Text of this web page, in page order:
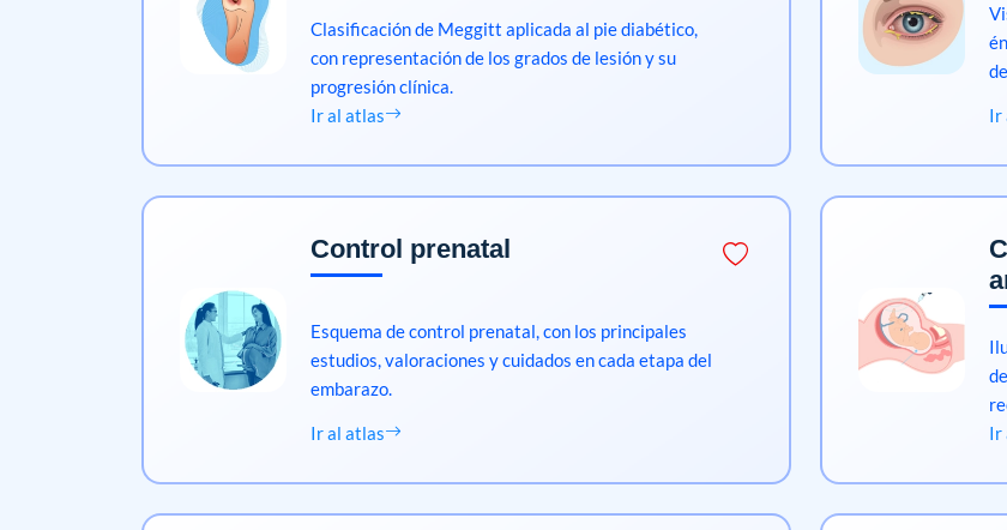
Clasificación de Meggitt aplicada al pie diabético,
con representación de los grados de lesión y su
progresión clínica.
Ir al atlas
Ir
Control prenatal
Esquema de control prenatal, con los principales
estudios, valoraciones y cuidados en cada etapa del
embarazo.
Ir al atlas
Ir